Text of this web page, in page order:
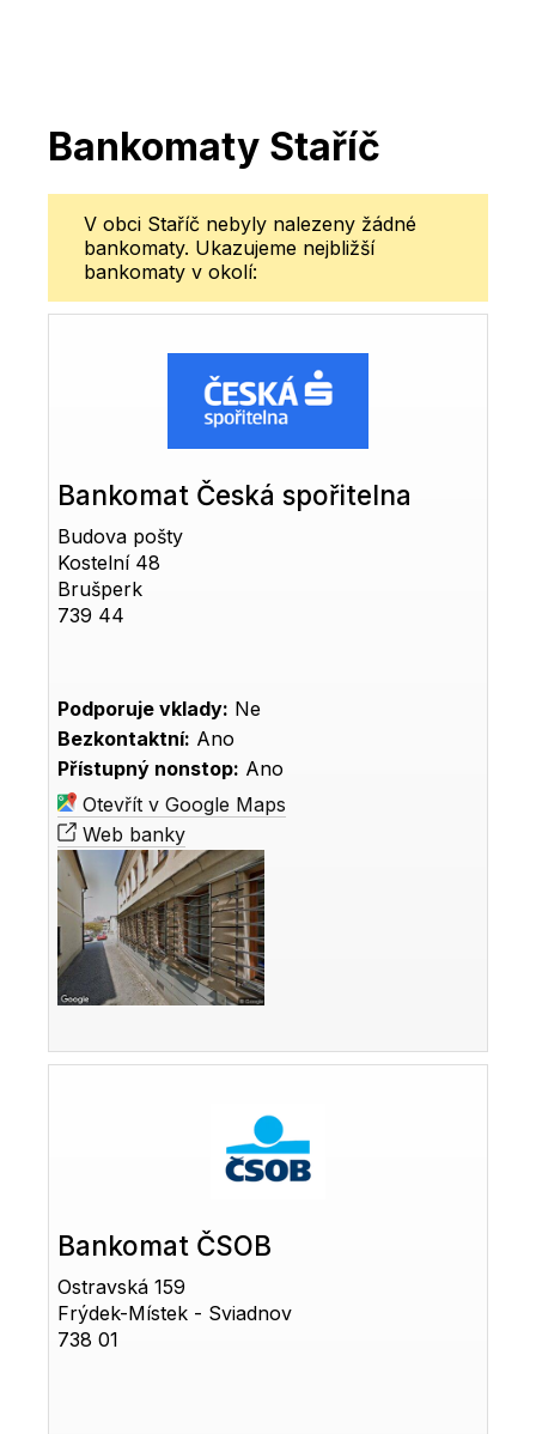
Bankomaty Staříč
V obci Staříč nebyly nalezeny žádné
bankomaty. Ukazujeme nejbližší
bankomaty v okolí:
Bankomat Česká spořitelna
Budova pošty
Kostelní 48
Brušperk
739 44
Podporuje vklady: Ne
Bezkontaktní: Ano
Přístupný nonstop: Ano
Otevřít v Google Maps
Web banky
Bankomat ČSOB
Ostravská 159
Frýdek-Místek - Sviadnov
738 01